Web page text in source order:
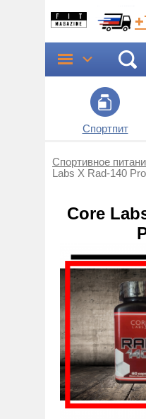
Спортпит
Спортивное
Labs X Rad-140 Pro
Core